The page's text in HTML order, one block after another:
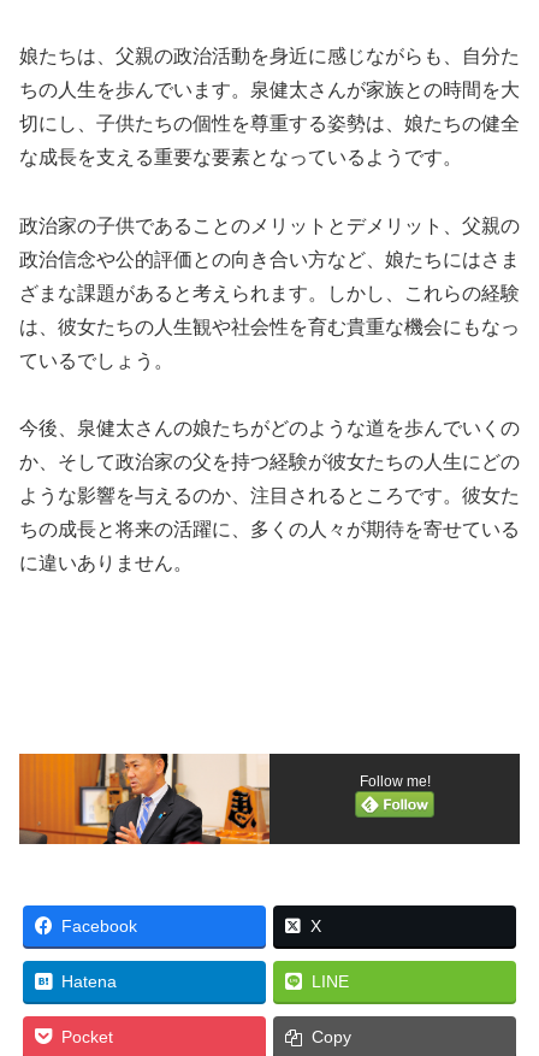
娘たちは、父親の政治活動を身近に感じながらも、自分た
ちの人生を歩んでいます。泉健太さんが家族との時間を大
切にし、子供たちの個性を尊重する姿勢は、娘たちの健全
な成長を支える重要な要素となっているようです。
政治家の子供であることのメリットとデメリット、父親の
政治信念や公的評価との向き合い方など、娘たちにはさま
ざまな課題があると考えられます。しかし、これらの経験
は、彼女たちの人生観や社会性を育む貴重な機会にもなっ
ているでしょう。
今後、泉健太さんの娘たちがどのような道を歩んでいくの
か、そして政治家の父を持つ経験が彼女たちの人生にどの
ような影響を与えるのか、注目されるところです。彼女た
ちの成長と将来の活躍に、多くの人々が期待を寄せている
に違いありません。
Follow me!
Facebook X
Hatena LINE
Pocket Copy